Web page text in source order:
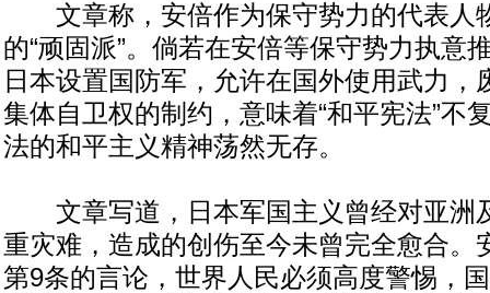
文章称，安倍作为保守势力的代表人
的“顽固派”。倘若在安倍等保守势力执意
日本设置国防军，允许在国外使用武力，
集体自卫权的制约，意味着“和平宪法”不
法的和平主义精神荡然无存。
文章写道，日本军国主义曾经对亚洲
重灾难，造成的创伤至今未曾完全愈合。
第9条的言论，世界人民必须高度警惕，